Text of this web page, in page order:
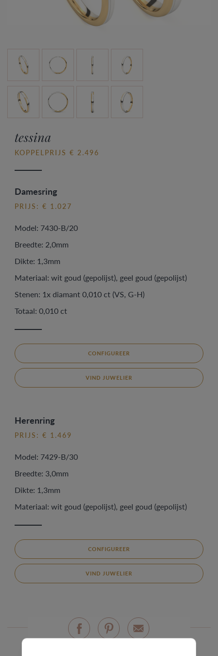
tessina
KOPPELPRIJS € 2.496
Damesring
PRIJS: € 1.027
Model: 7430-B/20
Breedte: 2,0mm
Dikte: 1,3mm
Materiaal: wit goud (gepolijst), geel goud (gepolijst)
Stenen: 1x diamant 0,010 ct (VS, G-H)
Totaal: 0,010 ct
CONFIGUREER
VIND JUWELIER
Herenring
PRIJS: € 1.469
Model: 7429-B/30
Breedte: 3,0mm
Dikte: 1,3mm
Materiaal: wit goud (gepolijst), geel goud (gepolijst)
CONFIGUREER
VIND JUWELIER